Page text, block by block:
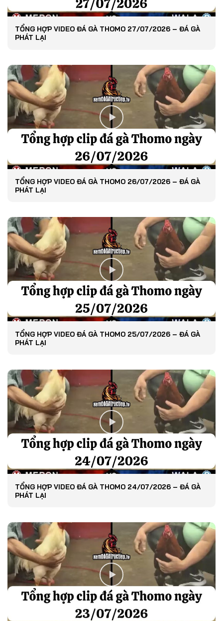
TỔNG HỢP VIDEO ĐÁ GÀ THOMO 27/07/2026 – ĐÁ GÀ
PHÁT LẠI
TỔNG HỢP VIDEO ĐÁ GÀ THOMO 26/07/2026 – ĐÁ GÀ
PHÁT LẠI
TỔNG HỢP VIDEO ĐÁ GÀ THOMO 25/07/2026 – ĐÁ GÀ
PHÁT LẠI
TỔNG HỢP VIDEO ĐÁ GÀ THOMO 24/07/2026 – ĐÁ GÀ
PHÁT LẠI